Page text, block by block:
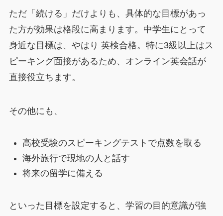
ただ「続ける」だけよりも、具体的な目標があっ
た方が効果は格段に高まります。中学生にとって
身近な目標は、やはり 英検合格。特に3級以上はス
ピーキング面接があるため、オンライン英会話が
直接役立ちます。
その他にも、
高校受験のスピーキングテストで点数を取る
海外旅行で現地の人と話す
将来の留学に備える
といった目標を設定すると、学習の目的意識が強